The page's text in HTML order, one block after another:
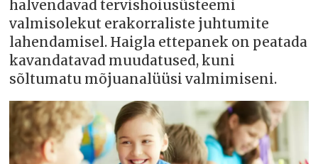
halvendavad tervishoiusüsteemi
valmisolekut erakorraliste juhtumite
lahendamisel. Haigla ettepanek on peatada
kavandatavad muudatused, kuni
sõltumatu mõjuanalüüsi valmimiseni.